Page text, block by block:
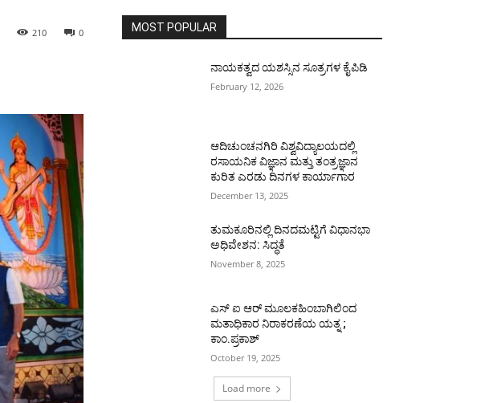
0
210 MOST POPULAR
ನಾಯಕತ್ವದ ಯಶಸ್ಸಿನ ಸೂತ್ರಗಳ ಕೈಪಿಡಿ
February 12, 2026
ಆದಿಚುಂಚನಗಿರಿ ವಿಶ್ವವಿದ್ಯಾಲಯದಲ್ಲಿ
ರಸಾಯನಿಕ ವಿಜ್ಞಾನ ಮತ್ತು ತಂತ್ರಜ್ಞಾನ
ಕುರಿತ ಎರಡು ದಿನಗಳ ಕಾರ್ಯಾಗಾರ
December 13, 2025
ತುಮಕೂರಿನಲ್ಲಿ ದಿನದಮಟ್ಟಿಗೆ ವಿಧಾನಭಾ
ಅಧಿವೇಶನ: ಸಿದ್ಧತೆ
November 8, 2025
ಎಸ್ ಐ ಆರ್ ಮೂಲಕಹಿಂಬಾಗಿಲಿಂದ
ಮತಾಧಿಕಾರ ನಿರಾಕರಣೆಯ ಯತ್ನ ;
ಕಾಂ.ಪ್ರಕಾಶ್
October 19, 2025
Load more